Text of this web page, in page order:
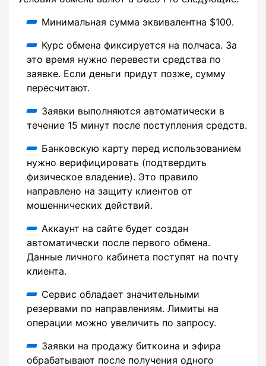
Минимальная сумма эквивалентна $100.
Курс обмена фиксируется на полчаса. За
это время нужно перевести средства по
заявке. Если деньги придут позже, сумму
пересчитают.
Заявки выполняются автоматически в
течение 15 минут после поступления средств.
Банковскую карту перед использованием
нужно верифицировать (подтвердить
физическое владение). Это правило
направлено на защиту клиентов от
мошеннических действий.
Аккаунт на сайте будет создан
автоматически после первого обмена.
Данные личного кабинета поступят на почту
клиента.
Сервис обладает значительными
резервами по направлениям. Лимиты на
операции можно увеличить по запросу.
Заявки на продажу биткоина и эфира
обрабатывают после получения одного